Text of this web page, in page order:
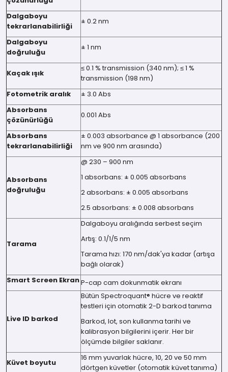
Dalgaboyu
tekrarlanabilirliği
± 0.2 nm
Dalgaboyu
doğruluğu
± 1 nm
Kaçak ışık
≤ 0.1 % transmission (340 nm); ≤ 1 %
transmission (198 nm)
Fotometrik aralık ± 3.0 Abs
Absorbans
çözünürlüğü
0.001 Abs
Absorbans
tekrarlanabilirliği
± 0.003 absorbance @ 1 absorbance (200
nm ve 900 nm arasında)
Absorbans
doğruluğu
@ 230 – 900 nm
1 absorbans: ± 0.005 absorbans
2 absorbans: ± 0.005 absorbans
2.5 absorbans: ± 0.008 absorbans
Tarama
Dalgaboyu aralığında serbest seçim
Artış: 0.1/1/5 nm
Tarama hızı: 170 nm/dak'ya kadar (artışa
bağlı olarak)
Smart Screen Ekran P-cap cam dokunmatik ekranı
Live ID barkod
Bütün Spectroquant® hücre ve reaktif
testleri için otomatik 2-D barkod tanıma
Barkod, lot, son kullanma tarihi ve
kalibrasyon bilgilerini içerir. Her bir
ölçümde bilgiler saklanır.
Küvet boyutu
16 mm yuvarlak hücre, 10, 20 ve 50 mm
dörtgen küvetler (otomatik küvet tanıma)